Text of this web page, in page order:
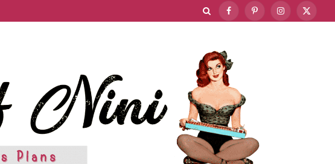
FacebookPinterestInstagram
X